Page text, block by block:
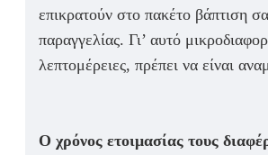
επικρατούν στο πακέτο βάπτιση
παραγγελίας. Γι’ αυτό
λεπτομέρειες, πρέπει να είναι
Ο χρόνος ετοιμασίας τους